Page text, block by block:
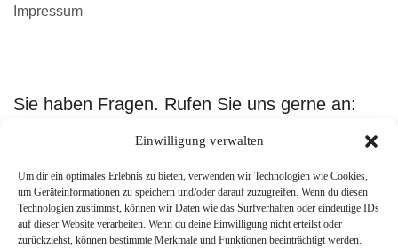
Einwilligung verwalten
Um dir ein optimales Erlebnis zu bieten, verwenden wir Technologien wie Cookies,
um Geräteinformationen zu speichern und/oder darauf zuzugreifen. Wenn du diesen
Technologien zustimmst, können wir Daten wie das Surfverhalten oder eindeutige IDs
auf dieser Website verarbeiten. Wenn du deine Einwilligung nicht erteilst oder
zurückziehst, können bestimmte Merkmale und Funktionen beeinträchtigt werden.
Impressum
Sie haben Fragen. Rufen Sie uns gerne an:
+49 1601512402
Wir akzeptieren: